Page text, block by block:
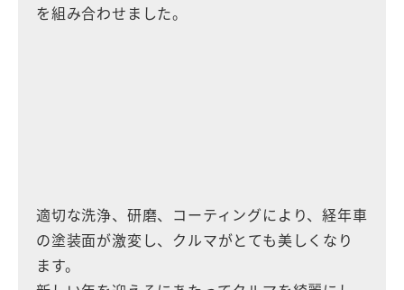
を組み合わせました。
適切な洗浄、研磨、コーティングにより、経年車
の塗装面が激変し、クルマがとても美しくなり
ます。